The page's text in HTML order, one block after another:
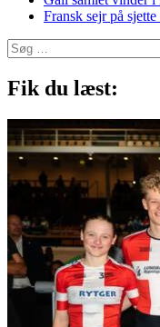
Fransk sejr på
Søg
efter:
Fik du læst: